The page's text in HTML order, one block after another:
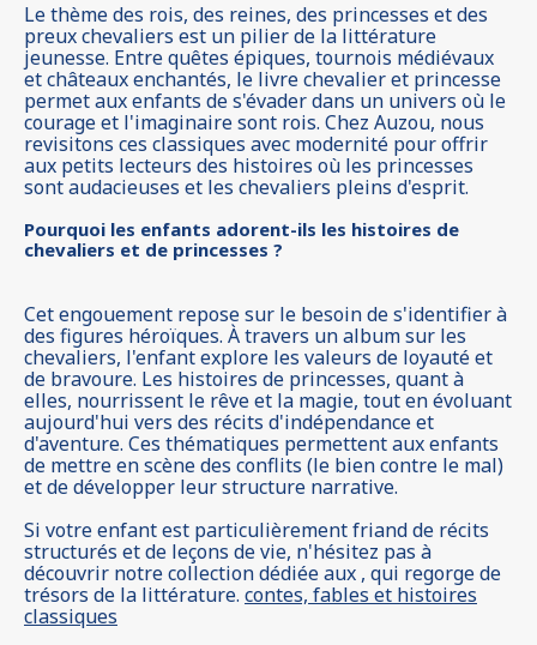
Le thème des rois, des reines, des princesses et des
preux chevaliers est un pilier de la littérature
jeunesse. Entre quêtes épiques, tournois médiévaux
et châteaux enchantés, le livre chevalier et princesse
permet aux enfants de s'évader dans un univers où le
courage et l'imaginaire sont rois. Chez Auzou, nous
revisitons ces classiques avec modernité pour offrir
aux petits lecteurs des histoires où les princesses
sont audacieuses et les chevaliers pleins d'esprit.
Pourquoi les enfants adorent-ils les histoires de
chevaliers et de princesses ?
Cet engouement repose sur le besoin de s'identifier à
des figures héroïques. À travers un album sur les
chevaliers, l'enfant explore les valeurs de loyauté et
de bravoure. Les histoires de princesses, quant à
elles, nourrissent le rêve et la magie, tout en évoluant
aujourd'hui vers des récits d'indépendance et
d'aventure. Ces thématiques permettent aux enfants
de mettre en scène des conflits (le bien contre le mal)
et de développer leur structure narrative.
Si votre enfant est particulièrement friand de récits
structurés et de leçons de vie, n'hésitez pas à
découvrir notre collection dédiée aux , qui regorge de
trésors de la littérature. contes, fables et histoires
classiques